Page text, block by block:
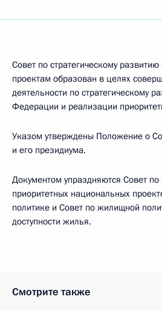
Совет по стратегическому
проектам образован в целях
деятельности по стратегическому
Федерации и реализации
Указом утверждены Положение о
и его президиума.
Документом упраздняются Совет
приоритетных национальных
политике и Совет по жилищной
доступности жилья.
Смотрите также